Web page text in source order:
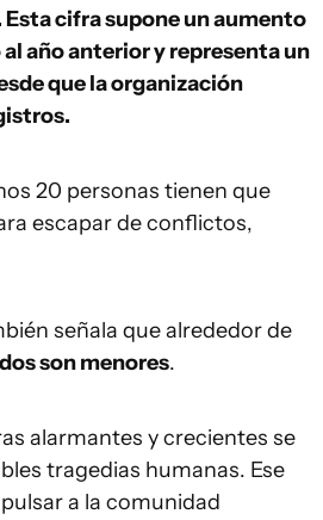
Esta cifra supone un aumento
año anterior y representa un
que la organización
20 personas tienen que
escapar de conflictos,
señala que alrededor de
son menores.
alarmantes y crecientes se
tragedias humanas. Ese
a la comunidad